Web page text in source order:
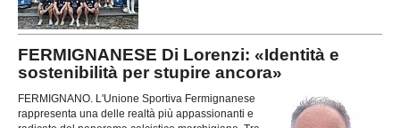
FERMIGNANESE Di Lorenzi: «Identità e
sostenibilità per stupire ancora»
FERMIGNANO. L'Unione Sportiva Fermignanese
rappresenta una delle realtà più appassionanti e